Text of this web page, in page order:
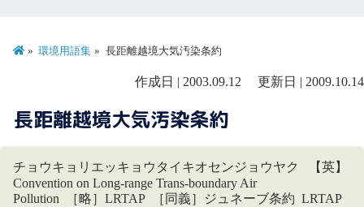
環境用語集 長距離越境大気汚染条約
作成日 | 2003.09.12 更新日 | 2009.10.14
長距離越境大気汚染条約
チョウキョリエッキョウタイキオセンジョウヤク 【英】
Convention on Long-range Trans-boundary Air
Pollution ［略］LRTAP ［同義］ジュネーブ条約 LRTAP